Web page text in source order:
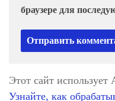
браузере для
Этот сайт
Узнайте, как